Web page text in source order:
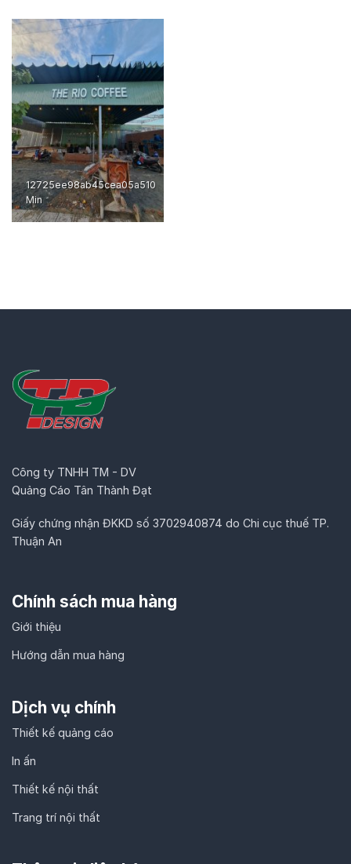
12725ee98ab45cea05a510
Min
Công ty TNHH TM - DV
Quảng Cáo Tân Thành Đạt
Giấy chứng nhận ĐKKD số 3702940874 do Chi cục thuế TP.
Thuận An
Chính sách mua hàng
Giới thiệu
Hướng dẫn mua hàng
Dịch vụ chính
Thiết kế quảng cáo
In ấn
Thiết kế nội thất
Trang trí nội thất